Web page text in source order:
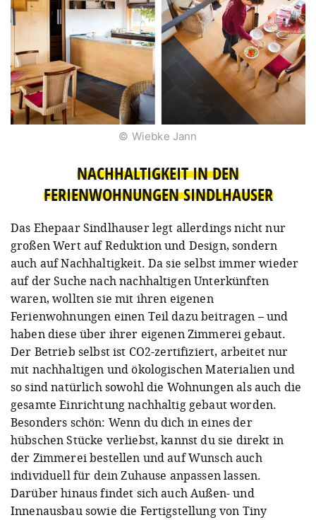
© Wiebke Jann
NACHHALTIGKEIT IN DEN
FERIENWOHNUNGEN SINDLHAUSER
Das Ehepaar Sindlhauser legt allerdings nicht nur
großen Wert auf Reduktion und Design, sondern
auch auf Nachhaltigkeit. Da sie selbst immer wieder
auf der Suche nach nachhaltigen Unterkünften
waren, wollten sie mit ihren eigenen
Ferienwohnungen einen Teil dazu beitragen – und
haben diese über ihrer eigenen Zimmerei gebaut.
Der Betrieb selbst ist CO2-zertifiziert, arbeitet nur
mit nachhaltigen und ökologischen Materialien und
so sind natürlich sowohl die Wohnungen als auch die
gesamte Einrichtung nachhaltig gebaut worden.
Besonders schön: Wenn du dich in eines der
hübschen Stücke verliebst, kannst du sie direkt in
der Zimmerei bestellen und auf Wunsch auch
individuell für dein Zuhause anpassen lassen.
Darüber hinaus findet sich auch Außen- und
Innenausbau sowie die Fertigstellung von Tiny